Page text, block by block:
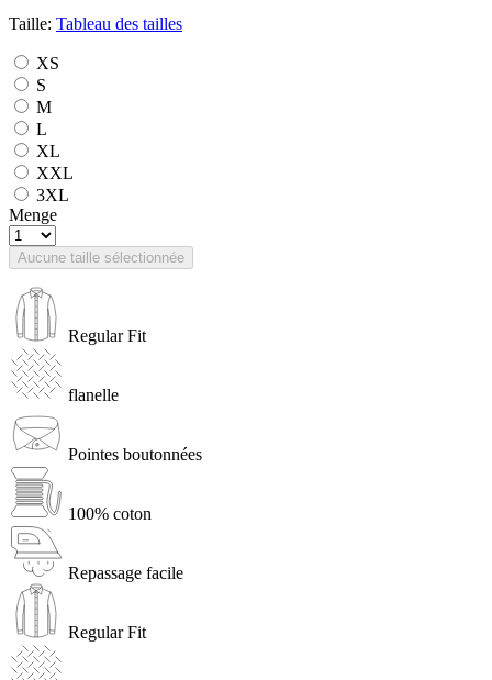
Taille: Tableau des tailles
XS
S
M
L
XL
XXL
3XL
Menge
Aucune taille sélectionnée
Regular Fit
flanelle
Pointes boutonnées
100% coton
Repassage facile
Regular Fit